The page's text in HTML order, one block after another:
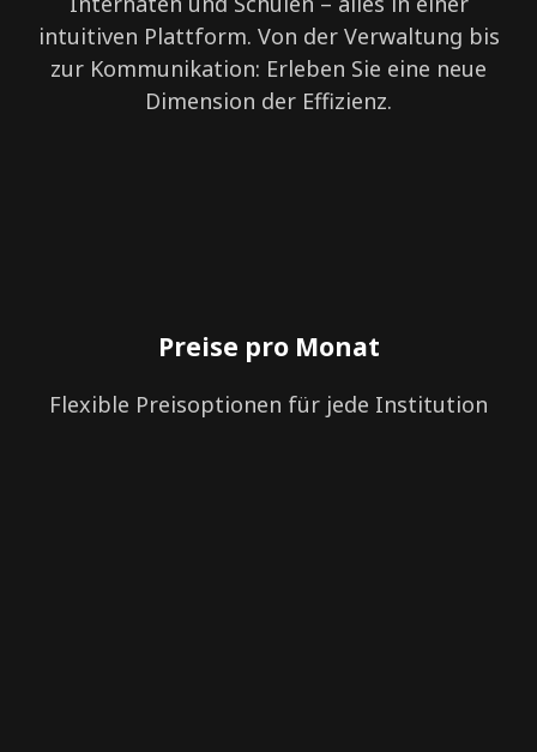
intuitiven Plattform. Von der Verwaltung bis
zur Kommunikation: Erleben Sie eine neue
Dimension der Effizienz.
Preise pro Monat
Flexible Preisoptionen für jede Institution